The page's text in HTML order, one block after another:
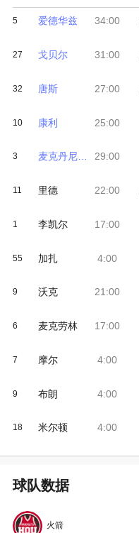
5 爱德华兹
27 戈贝尔
32 唐斯
10 康利
3 麦克丹尼尔斯
11 里德
1 李凯尔
55 加扎
9 沃克
6 麦克劳林
7 摩尔
9 布朗
18 米尔顿
34:00
31:00
27:00
25:00
29:00
22:00
17:00
4:00
21:00
17:00
4:00
4:00
4:00
球队数据
火箭